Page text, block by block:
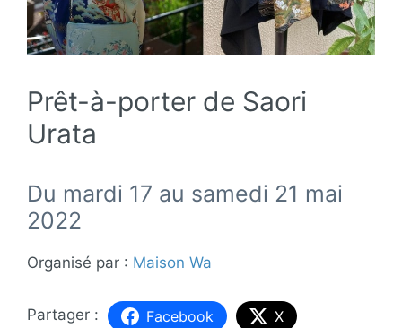
Prêt-à-porter de Saori
Urata
Du mardi 17 au samedi 21 mai
2022
Organisé par : Maison Wa
Facebook X